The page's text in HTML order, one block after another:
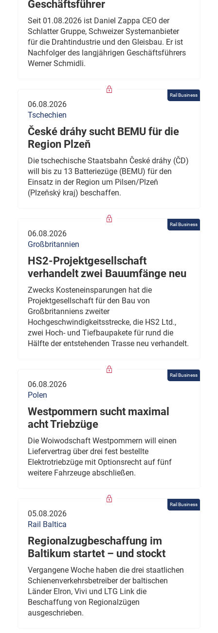
Geschäftsführer
Seit 01.08.2026 ist Daniel Zappa CEO der
Schlatter Gruppe, Schweizer Systemanbieter
für die Drahtindustrie und den Gleisbau. Er ist
Nachfolger des langjährigen Geschäftsführers
Werner Schmidli.
Rail Business
06.08.2026
Tschechien
České dráhy sucht BEMU für die
Region Plzeň
Die tschechische Staatsbahn České dráhy (ČD)
will bis zu 13 Batteriezüge (BEMU) für den
Einsatz in der Region um Pilsen/Plzeň
(Plzeňský kraj) beschaffen.
Rail Business
06.08.2026
Großbritannien
HS2-Projektgesellschaft
verhandelt zwei Bauumfänge neu
Zwecks Kosteneinsparungen hat die
Projektgesellschaft für den Bau von
Großbritanniens zweiter
Hochgeschwindigkeitsstrecke, die HS2 Ltd.,
zwei Hoch- und Tiefbaupakete für rund die
Hälfte der entstehenden Trasse neu verhandelt.
Rail Business
06.08.2026
Polen
Westpommern sucht maximal
acht Triebzüge
Die Woiwodschaft Westpommern will einen
Liefervertrag über drei fest bestellte
Elektrotriebzüge mit Optionsrecht auf fünf
weitere Fahrzeuge abschließen.
Rail Business
05.08.2026
Rail Baltica
Regionalzugbeschaffung im
Baltikum startet – und stockt
Vergangene Woche haben die drei staatlichen
Schienenverkehrsbetreiber der baltischen
Länder Elron, Vivi und LTG Link die
Beschaffung von Regionalzügen
ausgeschrieben.